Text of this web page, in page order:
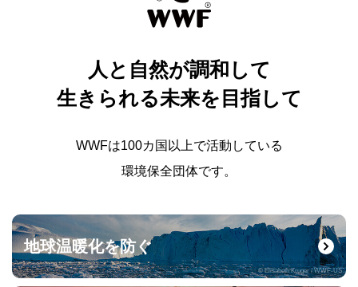
人と自然が調和して
生きられる未来を目指して
WWFは100カ国以上で活動している
環境保全団体です。
地球温暖化を防ぐ
© Elisabeth Kruger / WWF-US